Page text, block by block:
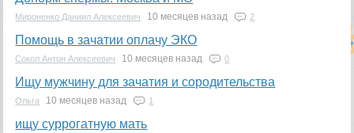
Мироненко Даниил Алексеевич 10 месяцев назад 2
Помощь в зачатии оплачу ЭКО
Сокол Антон Алексеевич 10 месяцев назад 0
Ищу мужчину для зачатия и сородительства
Ольга 10 месяцев назад 1
ищу суррогатную мать